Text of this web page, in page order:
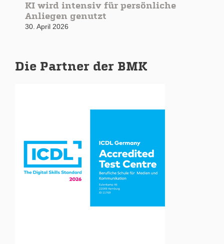
KI wird intensiv für persönliche
Anliegen genutzt
30. April 2026
Die Partner der BMK